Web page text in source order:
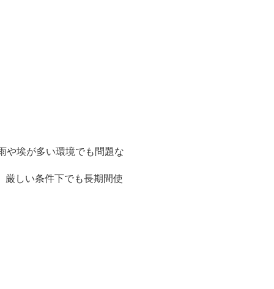
や埃が多い環境でも問題な
厳しい条件下でも長期間使